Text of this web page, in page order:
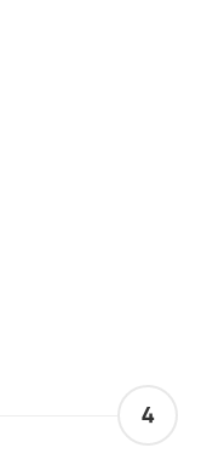
4